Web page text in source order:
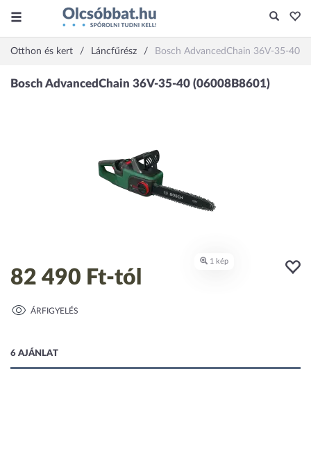
Otthon és kert Láncfűrész Bosch AdvancedChain 36V-35-40
82 490 Ft-tól
ÁRFIGYELÉS
6 AJÁNLAT